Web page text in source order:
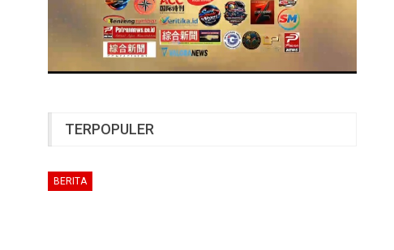
TERPOPULER
BERITA